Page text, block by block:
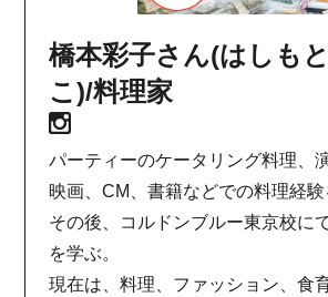
橋本彩子さん(はしも
こ)/料理家
パーティーのケータリング料理、
映画、CM、書籍などでの料理経験
その後、コルドンブルー東京校に
を学ぶ。
現在は、料理、ファッション、食